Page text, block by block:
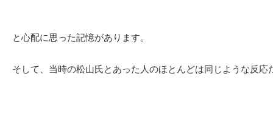
と心配に思った記憶があります。
そして、当時の松山氏とあった人のほとんどは同じような反応